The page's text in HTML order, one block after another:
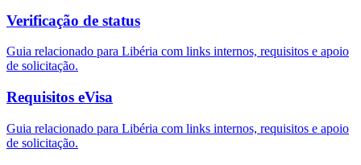
Verificação de status
Guia relacionado para Libéria com links internos, requisitos e apoio
de solicitação.
Requisitos eVisa
Guia relacionado para Libéria com links internos, requisitos e apoio
de solicitação.